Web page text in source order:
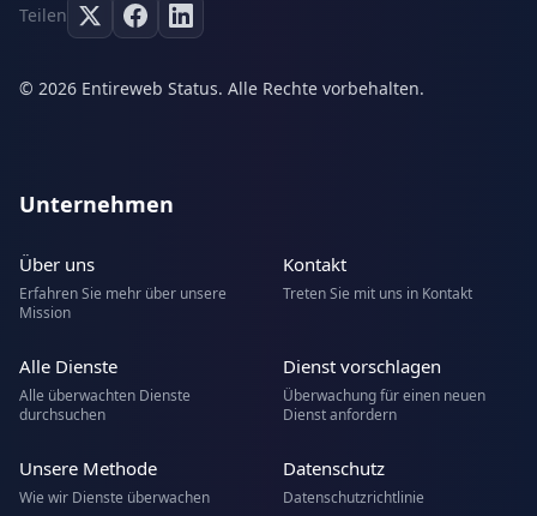
Teilen
© 2026 Entireweb Status. Alle Rechte vorbehalten.
Unternehmen
Über uns
Erfahren Sie mehr über unsere
Mission
Kontakt
Treten Sie mit uns in Kontakt
Alle Dienste
Alle überwachten Dienste
durchsuchen
Dienst vorschlagen
Überwachung für einen neuen
Dienst anfordern
Unsere Methode
Wie wir Dienste überwachen
Datenschutz
Datenschutzrichtlinie